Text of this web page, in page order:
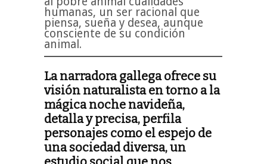
humanas, un ser racional que
piensa, sueña y desea, aunque
consciente de su condición
animal.
La narradora gallega ofrece su
visión naturalista en torno a la
mágica noche navideña,
detalla y precisa, perfila
personajes como el espejo de
una sociedad diversa, un